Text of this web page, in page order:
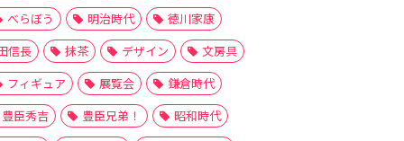
べらぼう
明治時代
徳川家康
信長
抹茶 デザイン
文房具
フィギュア
展覧会
鎌倉時代
豊臣秀吉
豊臣兄弟！
昭和時代